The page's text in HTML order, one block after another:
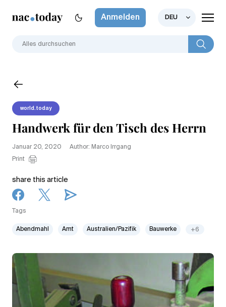
Anmelden DEU
world.today
Handwerk für den Tisch des Herrn
Januar 20, 2020
Author: Marco Irrgang
Print
share this article
Tags
Abendmahl Amt Australien/Pazifik Bauwerke +6